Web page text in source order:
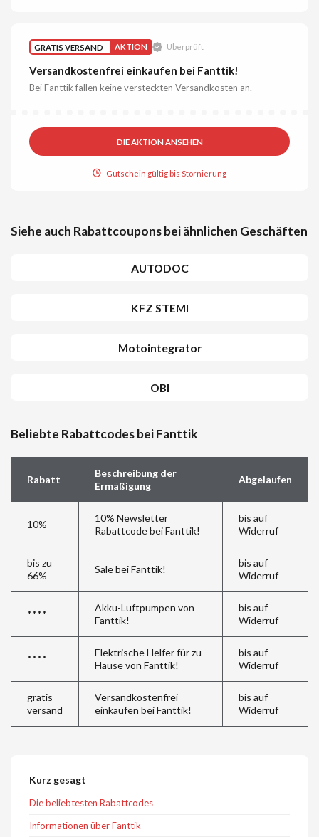
GRATIS VERSAND AKTION Überprüft
Versandkostenfrei einkaufen bei Fanttik!
Bei Fanttik fallen keine versteckten Versandkosten an.
DIE AKTION ANSEHEN
Gutschein gültig bis Stornierung
Siehe auch Rabattcoupons bei ähnlichen Geschäften
AUTODOC
KFZ STEMI
Motointegrator
OBI
Beliebte Rabattcodes bei Fanttik
Rabatt
Beschreibung der
Ermäßigung
Abgelaufen
10%
10% Newsletter
Rabattcode bei Fanttik!
bis auf
Widerruf
bis zu
66%
Sale bei Fanttik!
bis auf
Widerruf
****
Akku-Luftpumpen von
Fanttik!
bis auf
Widerruf
****
Elektrische Helfer für zu
Hause von Fanttik!
bis auf
Widerruf
gratis
versand
Versandkostenfrei
einkaufen bei Fanttik!
bis auf
Widerruf
Kurz gesagt
Die beliebtesten Rabattcodes
Informationen über Fanttik